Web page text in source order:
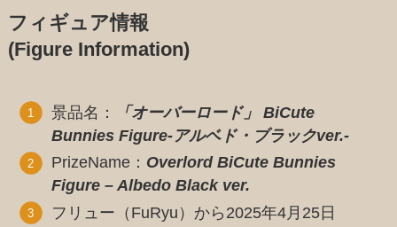
フィギュア情報
(Figure Information)
景品名：
「オーバーロード」 BiCute
Bunnies Figure-アルベド・ブラックver.-
PrizeName： Overlord BiCute Bunnies
Figure – Albedo Black ver.
フリュー（FuRyu）から2025年4月25日